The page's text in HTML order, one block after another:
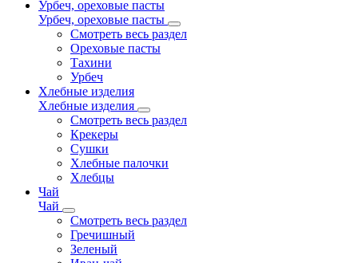
Урбеч, ореховые пасты
Урбеч, ореховые пасты
Смотреть весь раздел
Ореховые пасты
Тахини
Урбеч
Хлебные изделия
Хлебные изделия
Смотреть весь раздел
Крекеры
Сушки
Хлебные палочки
Хлебцы
Чай
Чай
Смотреть весь раздел
Гречишный
Зеленый